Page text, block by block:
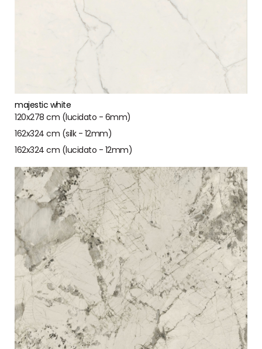
majestic white
120x278 cm (lucidato - 6mm)
162x324 cm (silk - 12mm)
162x324 cm (lucidato - 12mm)